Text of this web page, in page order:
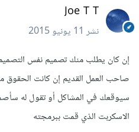
Joe T T
نشر11 يونيو 2015
إن كان يطلب منك تصميم نفس
صاحب العمل القديم إن كانت الحقوق
سيوقعك في المشاكل أو تقول له
الاسكربت الذي قمت ببرمجته